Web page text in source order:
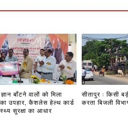
बाँटने वालों को मिला
का उपहार, कैशलेस हेल्थ कार्ड
सुरक्षा का आधार
सीतापुर : किसी
करता बिजली